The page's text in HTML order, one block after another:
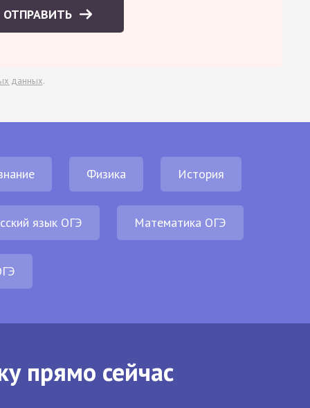
ОТПРАВИТЬ
данных.
Физика История
язык ОГЭ Математика ОГЭ
прямо сейчас